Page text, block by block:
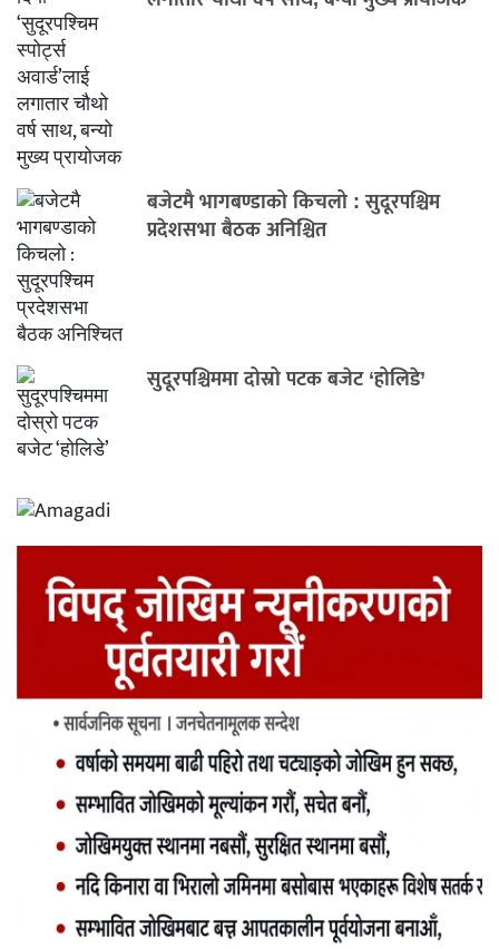
बजेटमै भागबण्डाको किचलो : सुदूरपश्चिम
प्रदेशसभा बैठक अनिश्चित
सुदूरपश्चिममा दोस्रो पटक बजेट ‘होलिडे’